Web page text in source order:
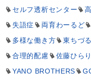
セルフ透析センター
失語症
両育わーるど
多様な働き方
東ちづる
合理的配慮
佐藤ひらり
YANO BROTHERS